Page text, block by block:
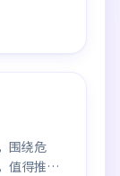
围绕危
值得推荐